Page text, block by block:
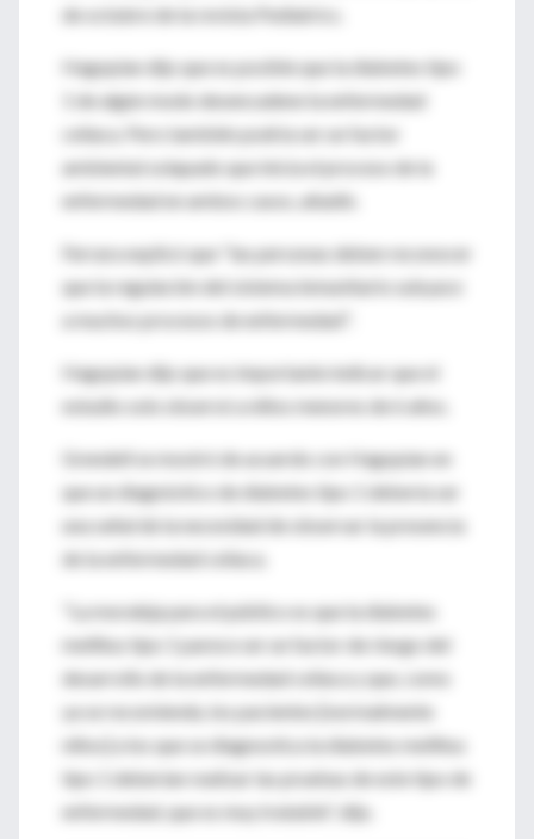
de octubre de la revista Pediatrics.
Hagopian dijo que es posible que la diabetes tipo
1 de algún modo desencadene la enfermedad
celíaca. Pero también podría ser un factor
ambiental solapado que inicia el proceso de la
enfermedad en ambos casos, añadió.
Ferrara explicó que "las personas deben reconocer
que la regulación del sistema inmunitario subyace
a muchos procesos de enfermedad".
Hagopian dijo que es importante indicar que el
estudio solo observó a niños menores de 6 años.
Grendell se mostró de acuerdo con Hagopian en
que un diagnóstico de diabetes tipo 1 debería ser
una señal de la necesidad de observar la presencia
de la enfermedad celíaca.
"La moraleja para el público es que la diabetes
mellitus tipo 1 parece ser un factor de riesgo del
desarrollo de la enfermedad celíaca y que, como
ya se recomienda, los pacientes [normalmente
niños] a los que se diagnostica la diabetes mellitus
tipo 1 deberían realizar las pruebas de este tipo de
enfermedad, que es muy tratable", dijo.